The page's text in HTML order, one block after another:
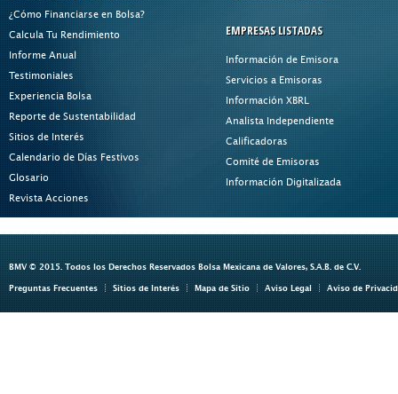
¿Cómo Financiarse en Bolsa?
Calcula Tu Rendimiento
Informe Anual
Testimoniales
Experiencia Bolsa
Reporte de Sustentabilidad
Sitios de Interés
Calendario de Días Festivos
Glosario
Revista Acciones
EMPRESAS LISTADAS
Información de Emisora
Servicios a Emisoras
Información XBRL
Analista Independiente
Calificadoras
Comité de Emisoras
Información Digitalizada
BMV © 2015. Todos los Derechos Reservados Bolsa Mexicana de Valores, S.A.B. de C.V.
Preguntas Frecuentes Sitios de Interés Mapa de Sitio Aviso Legal Aviso de